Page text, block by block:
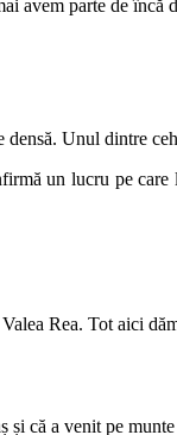
avem parte de încă
Unul dintre
un lucru pe
Rea. Tot aici
că a venit pe munte